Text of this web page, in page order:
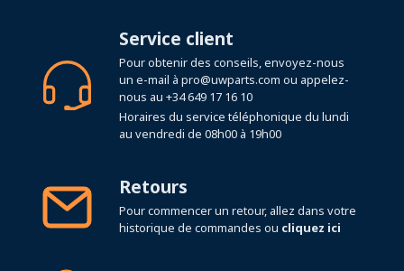
Pour obtenir des conseils, envoyez-nous
un e-mail à pro@uwparts.com
nous au+34 649 17 16 10
Horaires du service téléphonique du lundi
au vendredi de 08h00 à 19h00
Pour commencer un retour, allez dans votre
historique de commandes ou